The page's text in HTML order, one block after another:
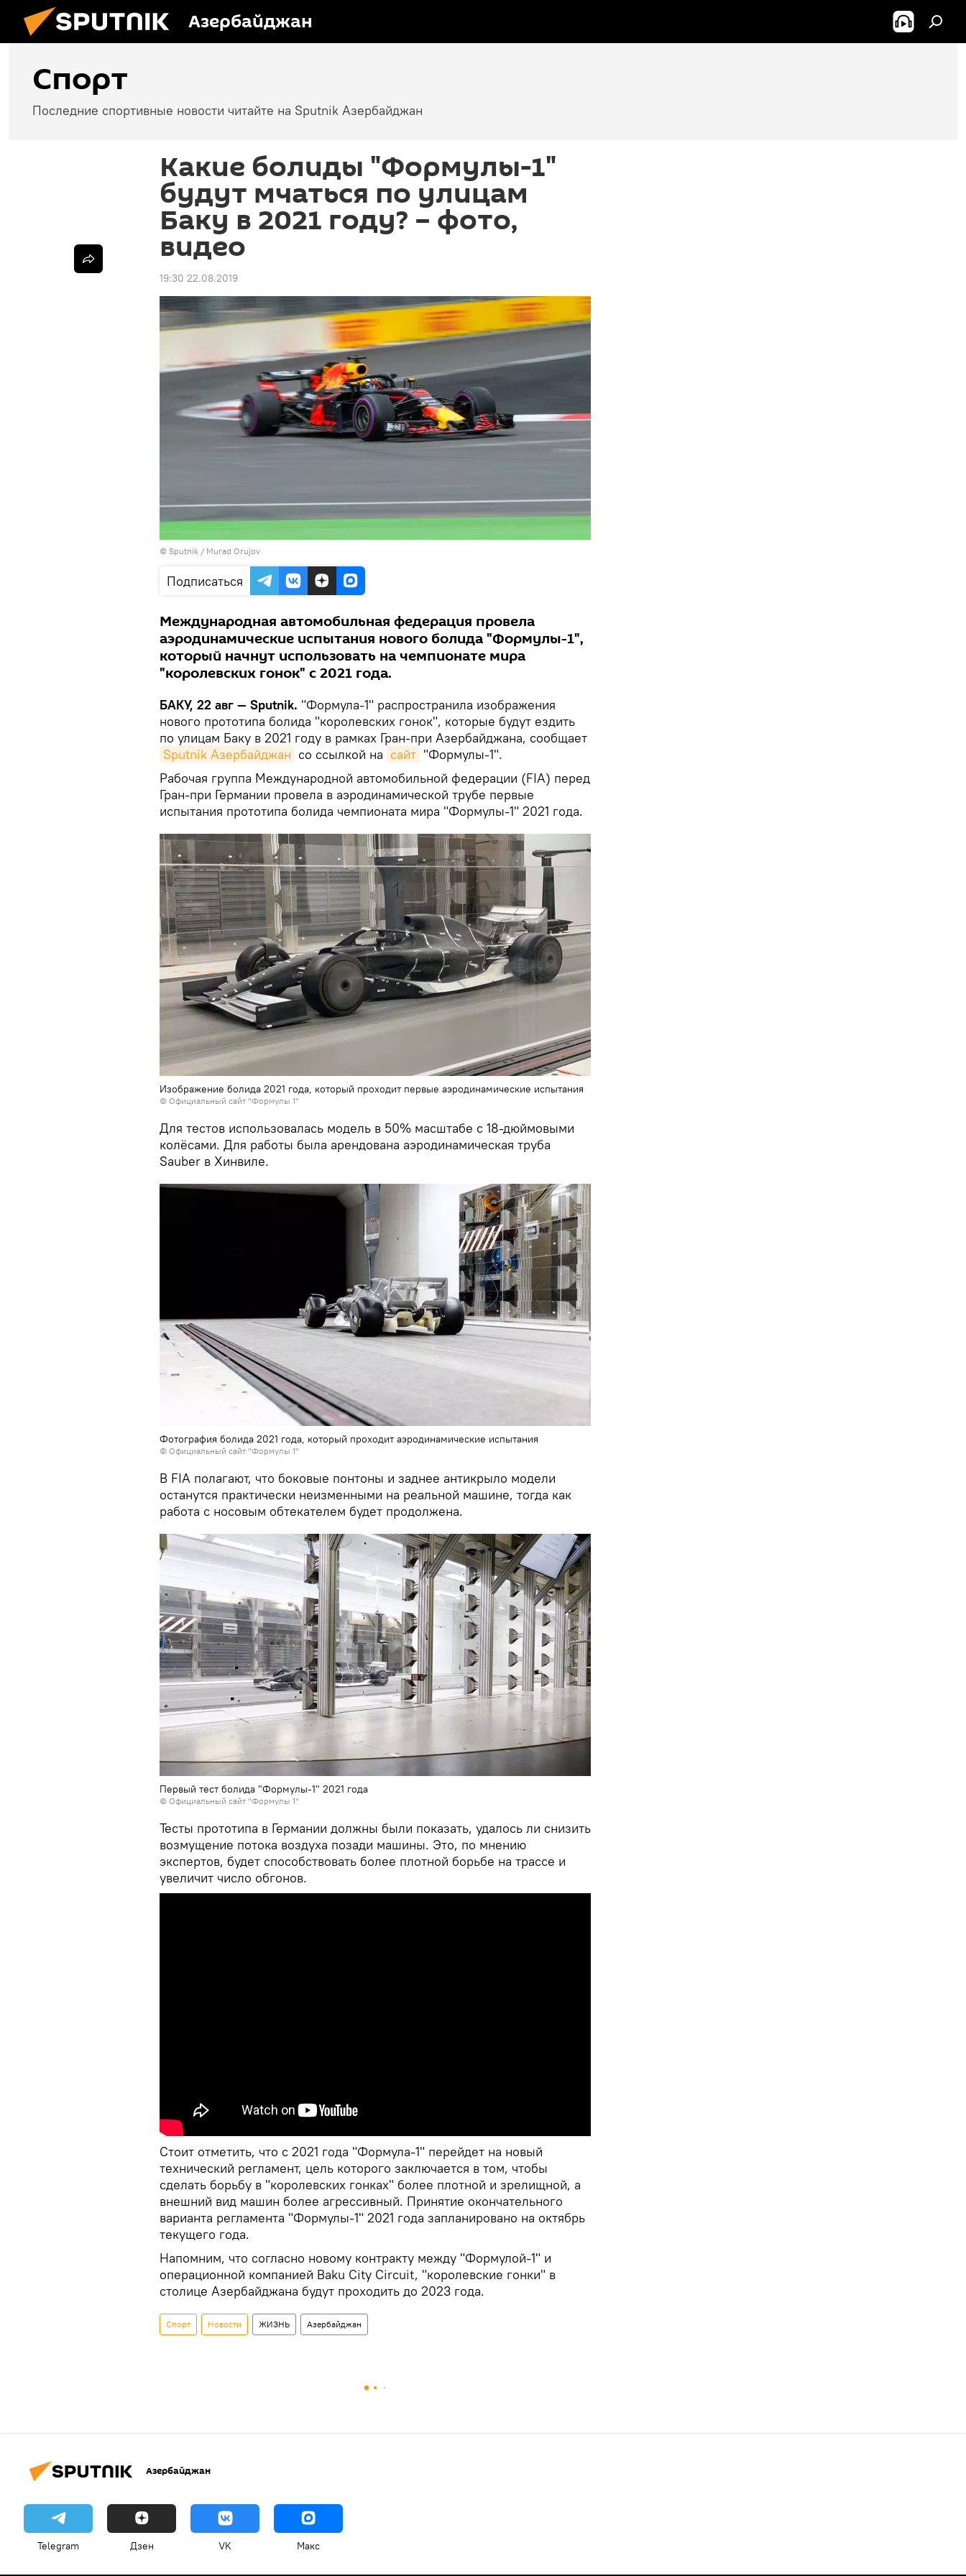
Азербайджан
Спорт
Последние спортивные новости читайте на Sputnik Азербайджан
Какие болиды "Формулы-1"
будут мчаться по улицам
Баку в 2021 году? – фото,
видео
19:30 22.08.2019
© Sputnik / Murad Orujov
Подписаться
Международная автомобильная федерация провела
аэродинамические испытания нового болида "Формулы-1",
который начнут использовать на чемпионате мира
"королевских гонок" с 2021 года.
БАКУ, 22 авг — Sputnik. "Формула-1" распространила изображения
нового прототипа болида "королевских гонок", которые будут ездить
по улицам Баку в 2021 году в рамках Гран-при Азербайджана, сообщает
Sputnik Азербайджан со ссылкой на сайт "Формулы-1".
Рабочая группа Международной автомобильной федерации (FIA) перед
Гран-при Германии провела в аэродинамической трубе первые
испытания прототипа болида чемпионата мира "Формулы-1" 2021 года.
Изображение болида 2021 года, который проходит первые аэродинамические испытания
© Официальный сайт "Формулы 1"
Для тестов использовалась модель в 50% масштабе с 18-дюймовыми
колёсами. Для работы была арендована аэродинамическая труба
Sauber в Хинвиле.
Фотография болида 2021 года, который проходит аэродинамические испытания
© Официальный сайт "Формулы 1"
В FIA полагают, что боковые понтоны и заднее антикрыло модели
останутся практически неизменными на реальной машине, тогда как
работа с носовым обтекателем будет продолжена.
Первый тест болида "Формулы-1" 2021 года
© Официальный сайт "Формулы 1"
Тесты прототипа в Германии должны были показать, удалось ли снизить
возмущение потока воздуха позади машины. Это, по мнению
экспертов, будет способствовать более плотной борьбе на трассе и
увеличит число обгонов.
Стоит отметить, что с 2021 года "Формула-1" перейдет на новый
технический регламент, цель которого заключается в том, чтобы
сделать борьбу в "королевских гонках" более плотной и зрелищной, а
внешний вид машин более агрессивный. Принятие окончательного
варианта регламента "Формулы-1" 2021 года запланировано на октябрь
текущего года.
Напомним, что согласно новому контракту между "Формулой-1" и
операционной компанией Baku City Circuit, "королевские гонки" в
столице Азербайджана будут проходить до 2023 года.
Спорт Новости ЖИЗНЬ Азербайджан
Азербайджан
Telegram Дзен VK Макс